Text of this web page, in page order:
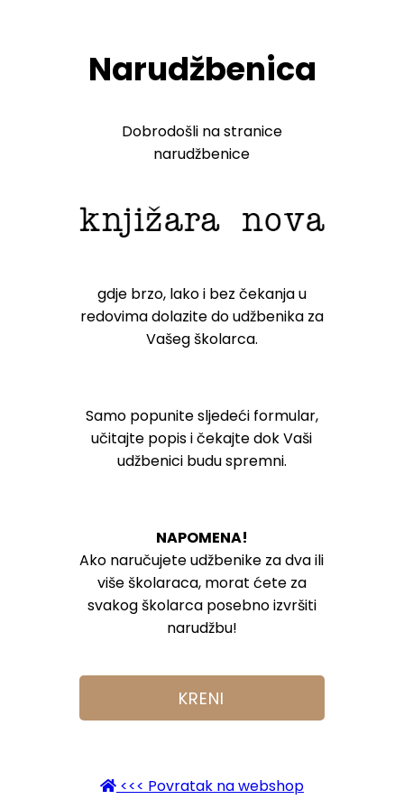
Narudžbenica
Dobrodošli na stranice
narudžbenice
gdje brzo, lako i bez čekanja u
redovima dolazite do udžbenika za
Vašeg školarca.
Samo popunite sljedeći formular,
učitajte popis i čekajte dok Vaši
udžbenici budu spremni.
NAPOMENA!
Ako naručujete udžbenike za dva ili
više školaraca, morat ćete za
svakog školarca posebno izvršiti
narudžbu!
KRENI
<<< Povratak na webshop